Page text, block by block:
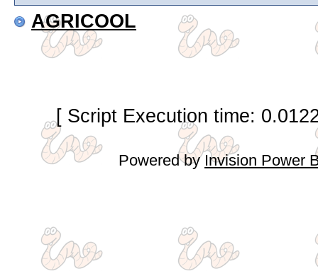
AGRICOOL
[ Script Execution time:
Powered byInvision Power